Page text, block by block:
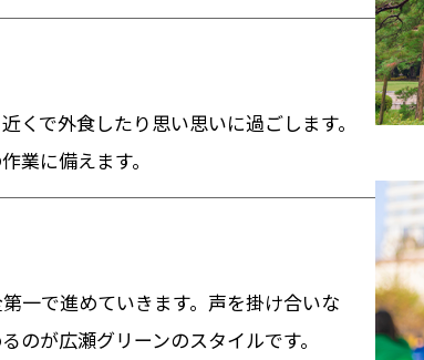
くで外食したり思い思いに過ごします。
業に備えます。
一で進めていきます。声を掛け合いな
のが広瀬グリーンのスタイルです。